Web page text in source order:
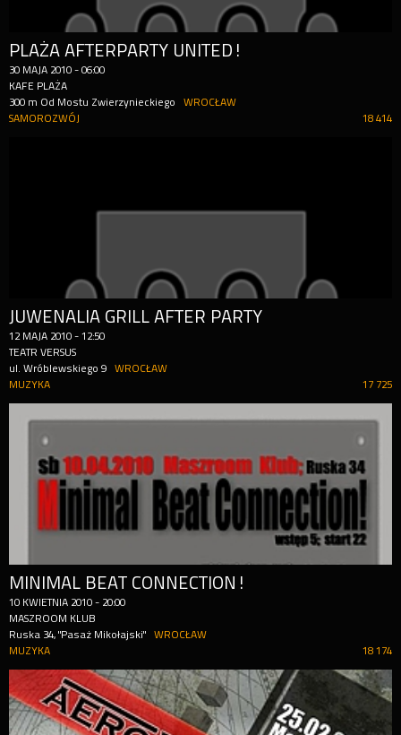
PLAŻA AFTERPARTY UNITED!
30 MAJA 2010 -06:00
KAFE PLAŻA
300 m Od Mostu Zwierzynieckiego
WROCŁAW
18 414
SAMOROZWÓJ
JUWENALIA GRILL AFTER PARTY
12 MAJA 2010 -12:50
TEATR VERSUS
ul. Wróblewskiego 9
WROCŁAW
17 725
MUZYKA
MINIMAL BEAT CONNECTION!
10 KWIETNIA 2010 - 20:00
MASZROOM KLUB
Ruska 34, "Pasaż Mikołajski"
WROCŁAW
18 174
MUZYKA